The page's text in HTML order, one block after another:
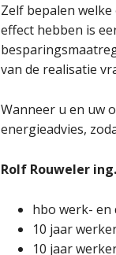
Zelf bepalen
effect hebben is
van de realisatie
Wanneer u en uw
energieadvies,
Rolf Rouweler ing.
hbo werk- en
10 jaar
10 jaar